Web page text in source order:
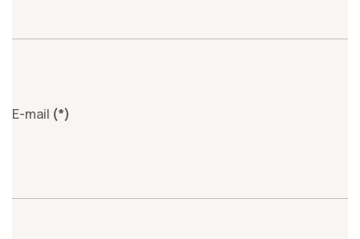
E-mail (*)